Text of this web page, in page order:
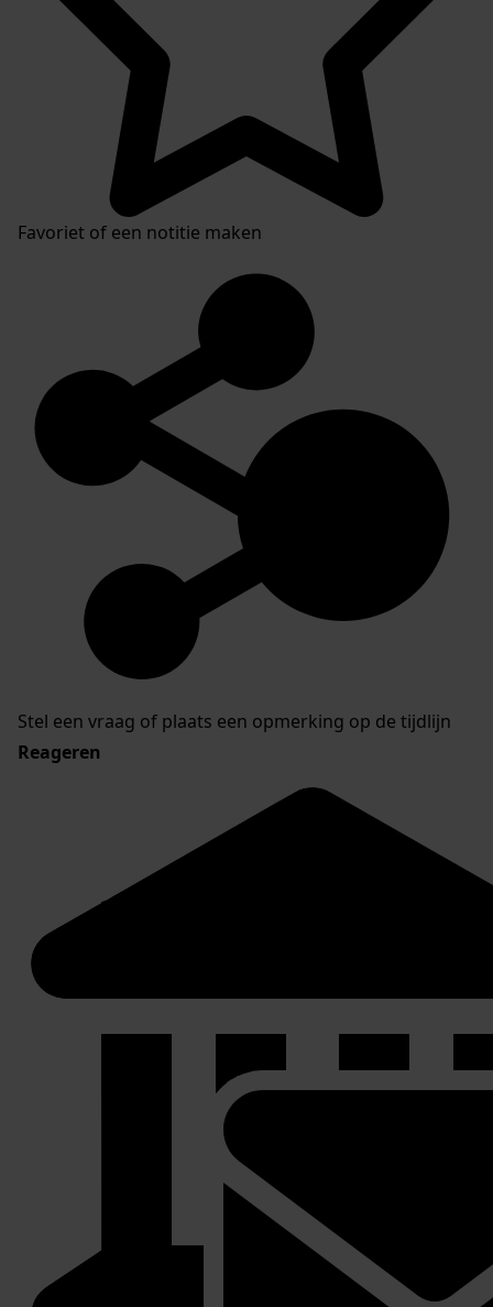
Favoriet of een notitie maken
Stel een vraag of plaats een opmerking op de tijdlijn
Reageren